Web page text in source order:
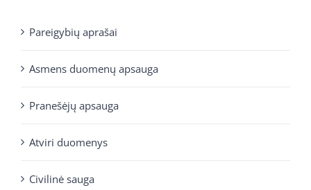
Pareigybių aprašai
Asmens duomenų apsauga
Pranešėjų apsauga
Atviri duomenys
Civilinė sauga